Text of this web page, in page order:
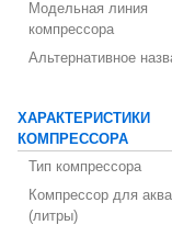
Модельная линия
компрессора
Альтернативное
ХАРАКТЕРИСТИКИ
КОМПРЕССОРА
Тип компрессора
Компрессор для
(литры)